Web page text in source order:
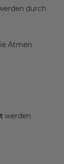
durch
Atmen
werden